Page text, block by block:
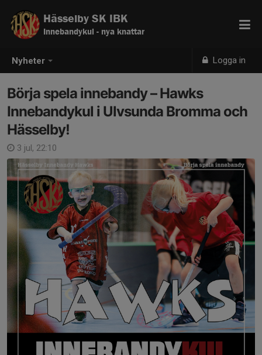
Nyheter Logga in
Hässelby SK IBK
Innebandykul - nya knattar
Börja spela innebandy – Hawks
Innebandykul i Ulvsunda Bromma och
Hässelby!
3 jul, 22:10